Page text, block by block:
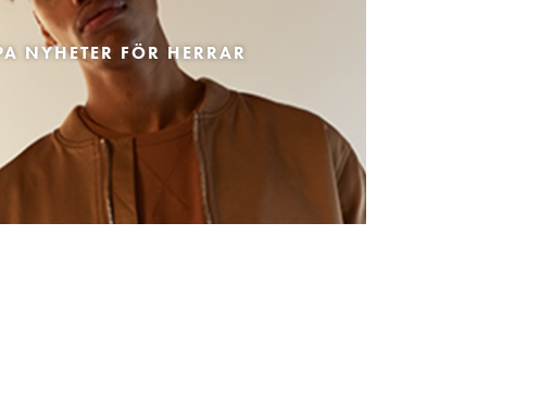
NYHETER FÖR HERRAR